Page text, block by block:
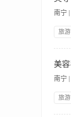
南宁
旅游
作一
差，
美
南宁
旅游